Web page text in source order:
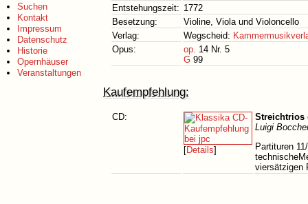
Suchen
Kontakt
Impressum
Datenschutz
Historie
Opernhäuser
Veranstaltungen
Entstehungszeit: 1772
Besetzung:
Violine, Viola und Violoncello
Verlag:
Wegscheid:
Opus:
op. 14 Nr. 5
G 99
Kaufempfehlung:
CD:
[Details]
Streichtrios
Luigi
Partituren
viersätzigen